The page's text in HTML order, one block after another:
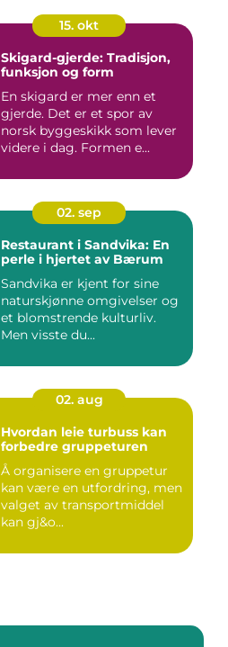
15. okt
Skigard-gjerde: Tradisjon,
funksjon og form
En skigard er mer enn et
gjerde. Det er et spor av
norsk byggeskikk som lever
videre i dag. Formen e...
02. sep
Restaurant i Sandvika: En
perle i hjertet av Bærum
Sandvika er kjent for sine
naturskjønne omgivelser og
et blomstrende kulturliv.
Men visste du...
02. aug
Hvordan leie turbuss kan
forbedre gruppeturen
Å organisere en gruppetur
kan være en utfordring, men
valget av transportmiddel
kan gj&o...